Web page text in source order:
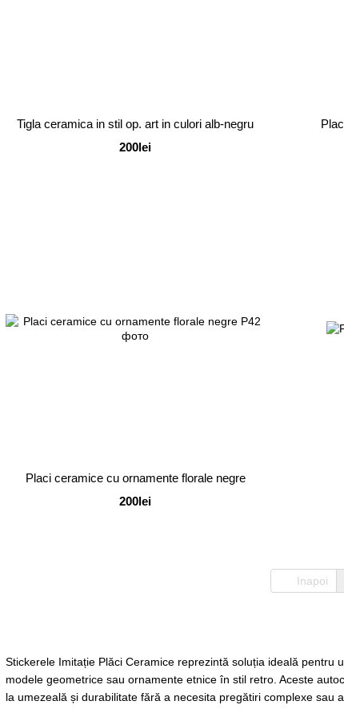
Stickerele Imitație Plăci Ceramice reprezintă soluția ideală pentru
modele geometrice sau ornamente etnice în stil retro. Aceste
la umezeală și durabilitate fără a necesita pregătiri complexe sau
Tigla ceramica in stil op. art in culori alb-negru
200lei
Placi ceramice cu ornamente florale negre
200lei
Inapoi